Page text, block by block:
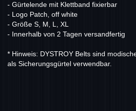
- Gürtelende mit Klettband fixierbar
- Logo Patch, off white
- Größe S, M, L, XL
- Innerhalb von 2 Tagen versandfertig
* Hinweis: DYSTROY Belts sind
als Sicherungsgürtel verwendbar.